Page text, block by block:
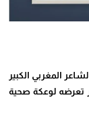
المغربي الكبير
تعرضه لوعكة صحية